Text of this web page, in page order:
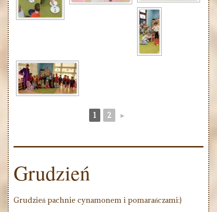
1 2 ►
Grudzień
Grudzień pachnie cynamonem i pomarańczami:)